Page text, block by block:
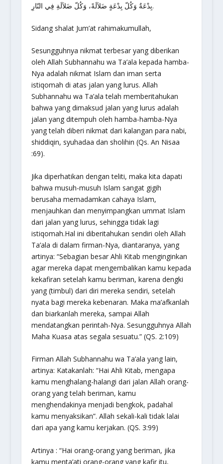
بِدْعَةٌ وَكُلّ بِدْعَةٍ ضَلاَلَةً، وَكُلّ ضَلاَلَةِ فِي النّارِ.
Sidang shalat Jum’at rahimakumullah,
Sesungguhnya nikmat terbesar yang diberikan
oleh Allah Subhannahu wa Ta’ala kepada hamba-
Nya adalah nikmat Islam dan iman serta
istiqomah di atas jalan yang lurus. Allah
Subhannahu wa Ta’ala telah memberitahukan
bahwa yang dimaksud jalan yang lurus adalah
jalan yang ditempuh oleh hamba-hamba-Nya
yang telah diberi nikmat dari kalangan para nabi,
shiddiqin, syuhadaa dan sholihin (Qs. An Nisaa
:69).
Jika diperhatikan dengan teliti, maka kita dapati
bahwa musuh-musuh Islam sangat gigih
berusaha memadamkan cahaya Islam,
menjauhkan dan menyimpangkan ummat Islam
dari jalan yang lurus, sehingga tidak lagi
istiqomah.Hal ini diberitahukan sendiri oleh Allah
Ta’ala di dalam firman-Nya, diantaranya, yang
artinya: “Sebagian besar Ahli Kitab menginginkan
agar mereka dapat mengembalikan kamu kepada
kekafiran setelah kamu beriman, karena dengki
yang (timbul) dari diri mereka sendiri, setelah
nyata bagi mereka kebenaran. Maka ma’afkanlah
dan biarkanlah mereka, sampai Allah
mendatangkan perintah-Nya. Sesungguhnya Allah
Maha Kuasa atas segala sesuatu.”(QS. 2:109)
Firman Allah Subhannahu wa Ta’ala yang lain,
artinya: Katakanlah: “Hai Ahli Kitab, mengapa
kamu menghalang-halangi dari jalan Allah orang-
orang yang telah beriman, kamu
menghendakinya menjadi bengkok, padahal
kamu menyaksikan”. Allah sekali-kali tidak lalai
dari apa yang kamu kerjakan. (QS. 3:99)
Artinya : “Hai orang-orang yang beriman, jika
kamu menta’ati orang-orang yang kafir itu,